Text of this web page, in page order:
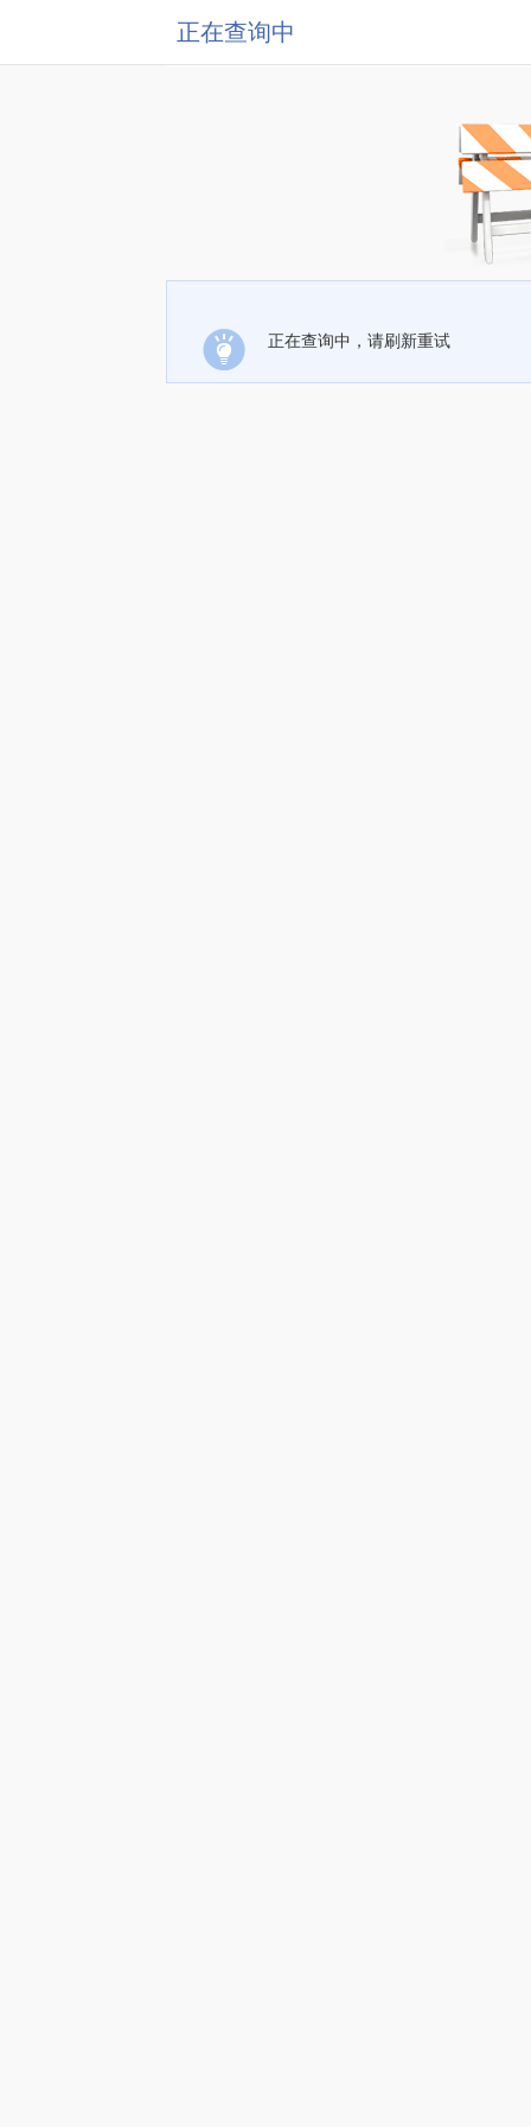
正在查询中
正在查询中，请刷新重试